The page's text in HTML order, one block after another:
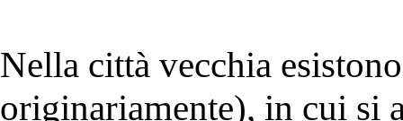
Nella città vecchia
originariamente), in cui si